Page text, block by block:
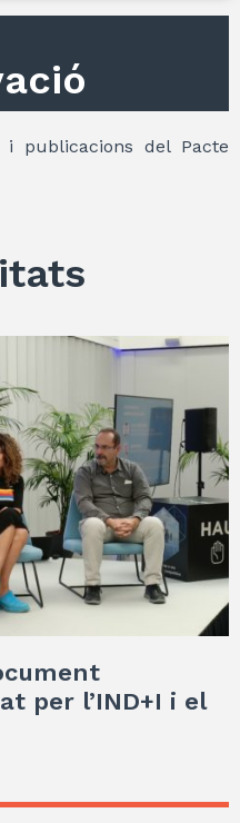
publicacions del Pacte
per l’IND+I i el